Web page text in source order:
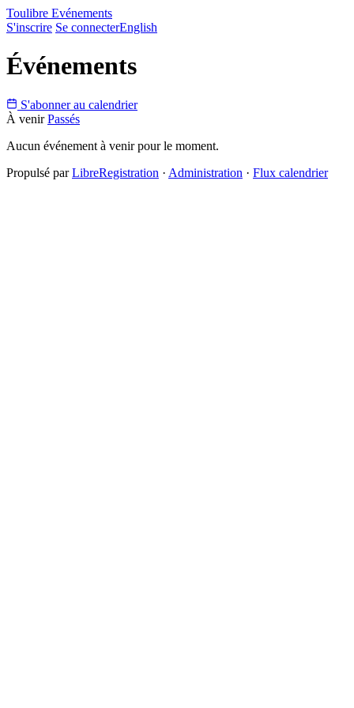
Toulibre Evénements
S'inscrire Se connecterEnglish
Événements
S'abonner au calendrier
À venir Passés
Aucun événement à venir pour le moment.
Propulsé parLibreRegistration · Administration · Flux calendrier